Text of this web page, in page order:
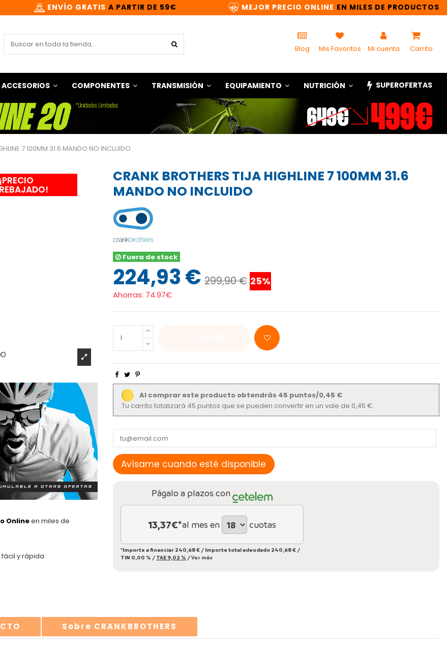
ENVÍO GRATIS A PARTIR DE 59€ MEJOR PRECIO ONLINE EN MILES DE PRODUCTOS
Blog Mis Favoritos Mi cuenta Carrito
ACCESORIOS COMPONENTES TRANSMISIÓN EQUIPAMIENTO NUTRICIÓN SUPEROFERTAS
7 100MM 31.6 MANDO NO INCLUIDO
¡PRECIO
REBAJADO!
Onlineen miles de
fácil y rápida
CRANK BROTHERS TIJA HIGHLINE 7 100MM 31.6
MANDO NO INCLUIDO
Fuera de stock
224,93 € 299,90 € 25%
Ahorras: 74.97€
Al comprar este producto obtendrás 45 puntos/0,45 €
Tu carrito totalizará 45 puntos que se pueden convertir en un vale de 0,45 €.
Págalo a plazos con
13,37€*al mes en cuotas
*Importe a financiar 240,68 € / Importe total adeudado 240,68 € /
TIN 0,00 % / TAE 9,02 % /Ver más
Sobre CRANKBROTHERS